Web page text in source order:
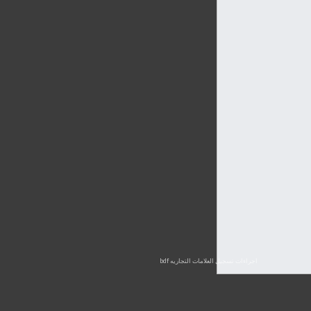
اجراءات تسجيل العلامات التجاريه bdf